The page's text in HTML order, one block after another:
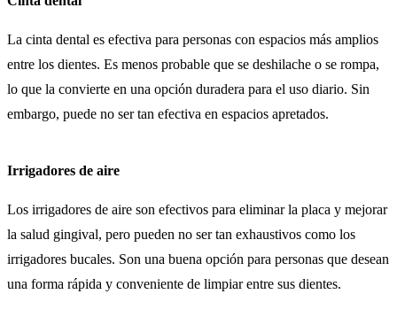
La cinta dental es efectiva para personas con espacios más amplios
entre los dientes. Es menos probable que se deshilache o se rompa,
lo que la convierte en una opción duradera para el uso diario. Sin
embargo, puede no ser tan efectiva en espacios apretados.
Irrigadores de aire
Los irrigadores de aire son efectivos para eliminar la placa y mejorar
la salud gingival, pero pueden no ser tan exhaustivos como los
irrigadores bucales. Son una buena opción para personas que desean
una forma rápida y conveniente de limpiar entre sus dientes.